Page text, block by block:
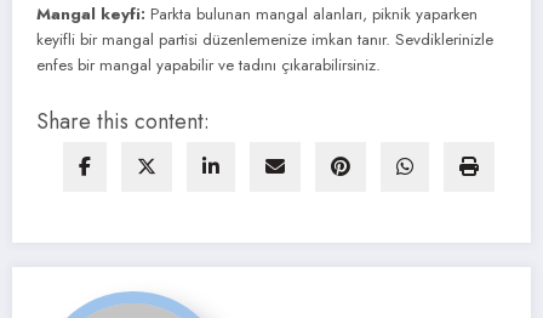
Mangal keyfi: Parkta bulunan mangal alanları, piknik yaparken
keyifli bir mangal partisi düzenlemenize imkan tanır. Sevdiklerinizle
enfes bir mangal yapabilir ve tadını çıkarabilirsiniz.
Share this content: